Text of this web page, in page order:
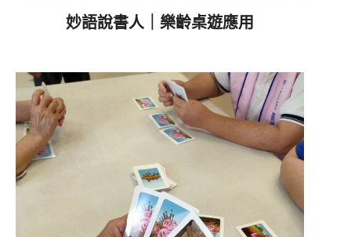
妙語說書人｜樂齡桌遊應用